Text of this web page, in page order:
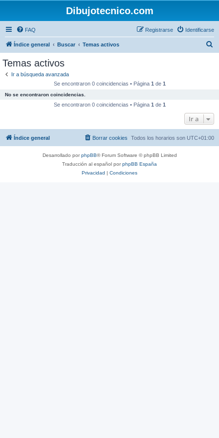
Dibujotecnico.com
FAQ Identificarse
Registrarse
Índice general Buscar Temas activos
Temas activos
Ir a búsqueda avanzada
Se encontraron 0 coincidencias • Página 1 de 1
No se encontraron coincidencias.
Se encontraron 0 coincidencias • Página 1 de 1
Ir a
Índice general Todos los horarios son UTC+01:00
Borrar cookies
Desarrollado porphpBB® Forum Software © phpBB Limited
Traducción al español porphpBB España
Privacidad | Condiciones